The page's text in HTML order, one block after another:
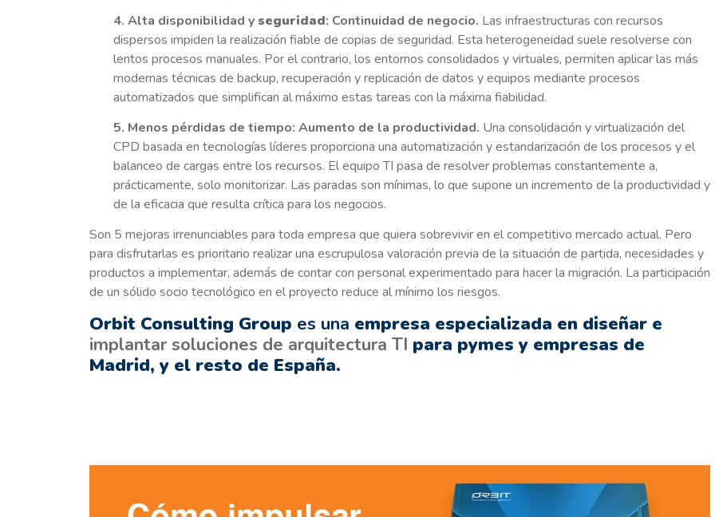
4. Alta disponibilidad y seguridad: Continuidad de negocio. Las infraestructuras con recursos
dispersos impiden la realización fiable de copias de seguridad. Esta heterogeneidad suele resolverse con
lentos procesos manuales. Por el contrario, los entornos consolidados y virtuales, permiten aplicar las más
modernas técnicas de backup, recuperación y replicación de datos y equipos mediante procesos
automatizados que simplifican al máximo estas tareas con la máxima fiabilidad.
5. Menos pérdidas de tiempo: Aumento de la productividad. Una consolidación y virtualización del
CPD basada en tecnologías líderes proporciona una automatización y estandarización de los procesos y el
balanceo de cargas entre los recursos. El equipo TI pasa de resolver problemas constantemente a,
prácticamente, solo monitorizar. Las paradas son mínimas, lo que supone un incremento de la productividad y
de la eficacia que resulta crítica para los negocios.
Son 5 mejoras irrenunciables para toda empresa que quiera sobrevivir en el competitivo mercado actual. Pero
para disfrutarlas es prioritario realizar una escrupulosa valoración previa de la situación de partida, necesidades y
productos a implementar, además de contar con personal experimentado para hacer la migración. La participación
de un sólido socio tecnológico en el proyecto reduce al mínimo los riesgos.
Orbit Consulting Group es una empresa especializada en diseñar e
implantar soluciones de arquitectura TI para pymes y empresas de
Madrid, y el resto de España.